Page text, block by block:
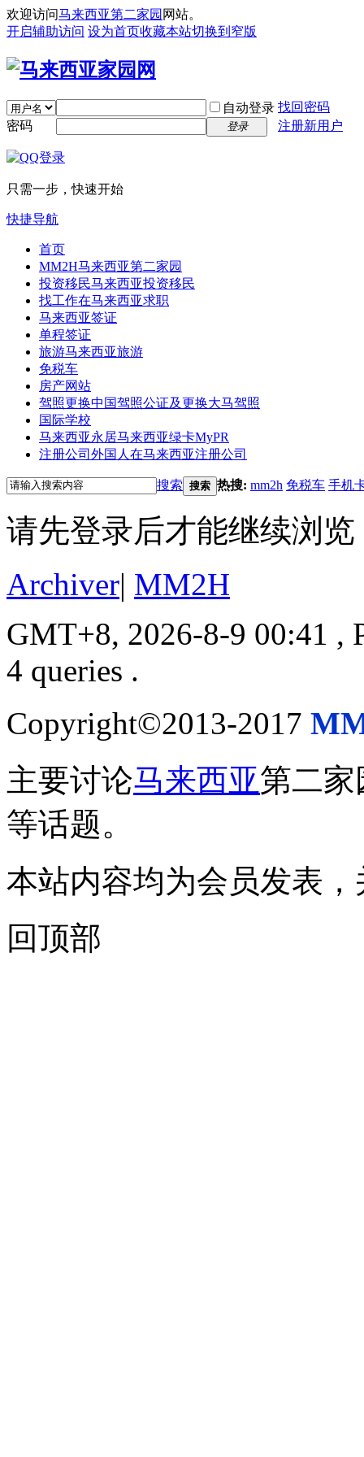
欢迎访问马来西亚第二家园 网站。
开启辅助访问 设为首页收藏本站切换到窄版
自动登录 找回密码
密码
登录 注册新用户
只需一步，快速开始
快捷导航
首页
MM2H马来西亚第二家园
投资移民马来西亚投资移民
找工作在马来西亚求职
马来西亚签证
单程签证
旅游马来西亚旅游
免税车
房产网站
驾照更换中国驾照公证及更换大马驾照
国际学校
马来西亚永居马来西亚绿卡MyPR
注册公司 外国人在马来西亚注册公司
搜索 搜索 热搜: mm2h 免税车 手机
请先登录后才能继续浏览
Archiver| MM2H
GMT+8, 2026-8-9 00:41 ,
4 queries .
Copyright©2013-2017
主要讨论马来西亚第二
等话题。
本站内容均为会员发表
回顶部